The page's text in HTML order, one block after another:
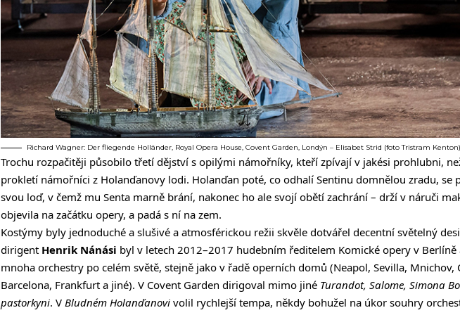
Richard Wagner: Der fliegende Holländer, Royal Opera House, Covent Garden, Londýn – Elisabet Strid (foto Tristram Kenton)
Trochu rozpačitěji působilo třetí dějství s opilými námořníky, kteří zpívají v jakési prohlubni,
prokletí námořníci z Holanďanovy lodi. Holanďan poté, co odhalí Sentinu domnělou zradu, se
svou loď, v čemž mu Senta marně brání, nakonec ho ale svojí obětí zachrání – drží v náruči
objevila na začátku opery, a padá s ní na zem.
Kostýmy byly jednoduché a slušivé a atmosférickou režii skvěle dotvářel decentní světelný
dirigent Henrik Nánási byl v letech 2012–2017 hudebním ředitelem Komické opery v Berlíně
mnoha orchestry po celém světě, stejně jako v řadě operních domů (Neapol, Sevilla, Mnichov,
Barcelona, Frankfurt a jiné). V Covent Garden dirigoval mimo jiné Turandot, Salome, Simona
pastorkyni. V Bludném Holanďanovi volil rychlejší tempa, někdy bohužel na úkor souhry